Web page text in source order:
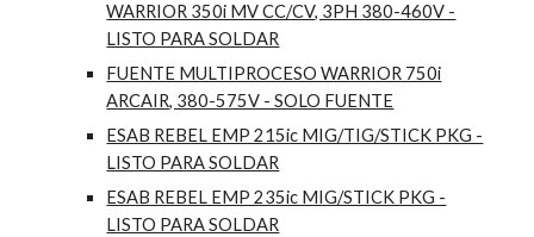
WARRIOR 350i MV CC/CV, 3PH 380-460V -
LISTO PARA SOLDAR
FUENTE MULTIPROCESO WARRIOR 750i
ARCAIR, 380-575V - SOLO FUENTE
ESAB REBEL EMP 215ic MIG/TIG/STICK PKG -
LISTO PARA SOLDAR
ESAB REBEL EMP 235ic MIG/STICK PKG -
LISTO PARA SOLDAR